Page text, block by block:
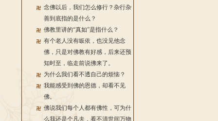
念佛以后，我们怎么修行？杂行杂
善到底指的是什么？
佛教里讲的“真如”是指什么？
有个老人没有皈依，也没见他念
佛，只是对佛教有好感，后来还预
知时至，临走前说佛来了。
为什么我们看不透自己的烦恼？
我能感受到佛的恩德，却看不见
佛。
佛说我们每个人都有佛性，可为什
么我还是个凡夫，看不清世间万物